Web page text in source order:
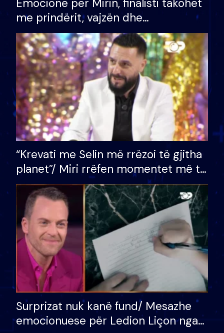
Emocione për Mirin, finalisti takohet
me prindërit, vajzën dhe
bashkëshorten: S’kemi ndonjë letër
divorci apo jo?
“Krevati me Selin më rrëzoi të gjitha
planet”/ Miri rrëfen momentet më të
bukura në shtëpinë e BB VIP: Do më
mungojë zilja e mëngjesit kur…
Surprizat nuk kanë fund/ Mesazhe
emocionuese për Ledion Liçon nga